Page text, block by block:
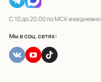
С 10 до 20.00 по МСК ежедневно
Мы в соц. сетях: